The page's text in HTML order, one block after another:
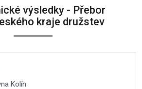
výsledky - Přebor
kraje družstev
Kolín